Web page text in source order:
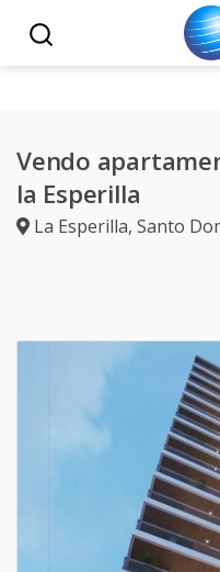
Vendo
la Esperilla
La Esperilla, Santo